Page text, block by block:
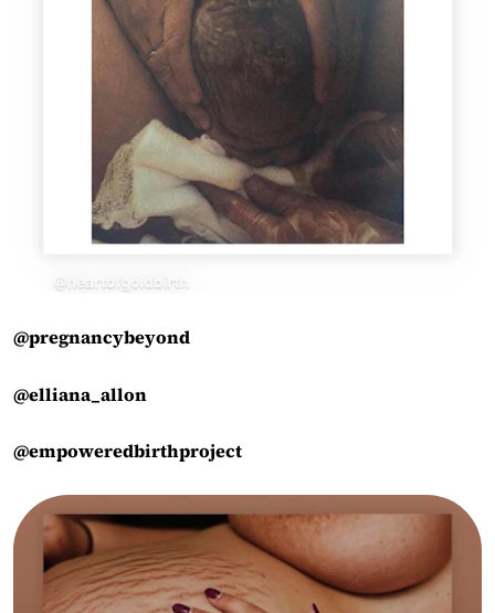
@pregnancybeyond
@elliana_allon
@empoweredbirthproject